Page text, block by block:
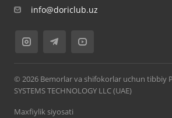
info@doriclub.uz
© 2026 Bemorlar va shifokorlar uchun tibbiy
SYSTEMS TECHNOLOGY LLC (UAE)
Maxfiylik siyosati